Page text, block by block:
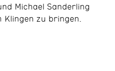
Michael Sanderling
zu bringen.